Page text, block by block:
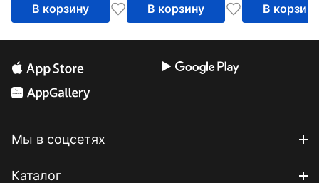
В корзину В корзину В корзину
Мы в соцсетях
Каталог